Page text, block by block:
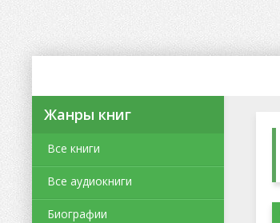
Жанры книг
Все книги
Все аудиокниги
Биографии